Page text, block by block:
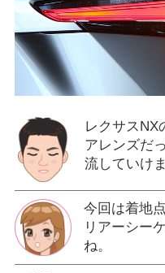
レクサスNX
アレンズだ
流していけ
今回は着地
リアーシー
ね。